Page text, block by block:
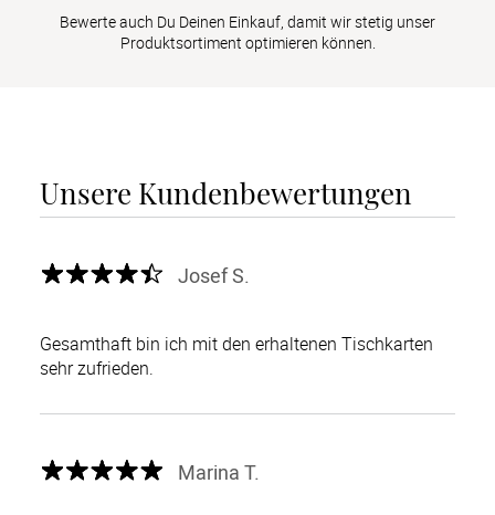
Bewerte auch Du Deinen Einkauf, damit wir stetig unser
Produktsortiment optimieren können.
Unsere Kundenbewertungen
Josef S.
Gesamthaft bin ich mit den erhaltenen Tischkarten
sehr zufrieden.
Marina T.